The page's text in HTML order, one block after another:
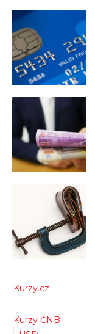
Kurzy.cz
Kurzy ČNB